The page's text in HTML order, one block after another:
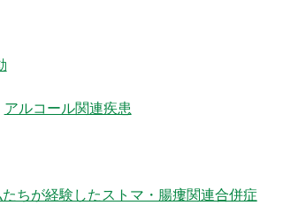
アルコール関連疾患
たちが経験したストマ・腸瘻関連合併症